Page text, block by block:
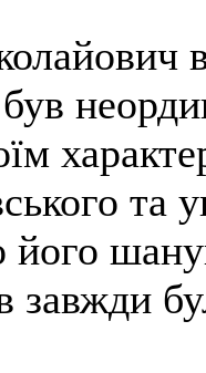
був
та
його
завжди